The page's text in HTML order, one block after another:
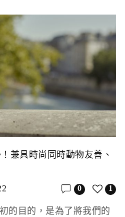
兼具時尚同時動物友善、
1
0
的目的，是為了將我們的